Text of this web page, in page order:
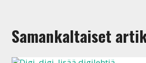
Samankaltaiset